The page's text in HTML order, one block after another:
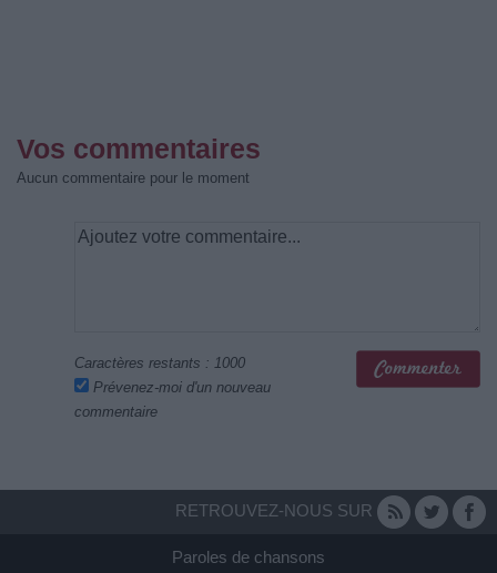
Vos commentaires
Aucun commentaire pour le moment
Caractères restants : 1000
Prévenez-moi d'un nouveau
commentaire
RETROUVEZ-NOUS SUR
Paroles de chansons